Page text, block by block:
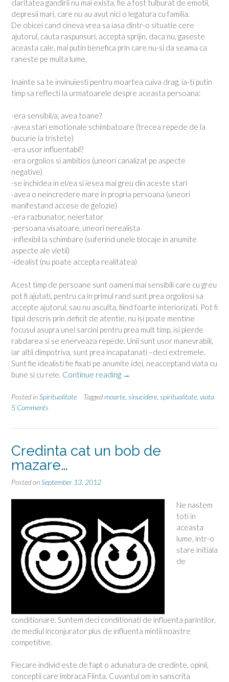
claritatea gandirii nu mai exista, fie a fost tulburat de emotii,
depresii mari, care nu au avut nici o legatura cu familia.
De obicei cand cineva vrea sa iasa dintr-o situatie cere
ajutorul, cauta raspunsuri, accepta sprijin, daca nu, gaseste
aceasta cale, mai putin benefica prin care nu-si da seama ca
raneste pe multa lume.
Inainte sa te invinuiesti pentru moartea cuiva drag, ia-ti putin
timp sa reflecti la urmatoarele despre aceasta persoana:
-era sensibil/a, avea toane?
-avea stari emotionale schimbatoare (trecea repede de la
bucurie la tristete)
-era usor influentabil?
-era orgolios si ambitios (uneori canalizat pe aspecte
negative)
-se inchidea in el/ea si iesea mai greu din aceste stari
-avea o neincredere mare in propria persoana (uneori
manifestand accese de gelozie)
-era razbunator, neiertator
-persoana visatoare, uneori nerealista
-inflexibil la schimbare (suferind unele blocaje in anumite
aspecte ale vietii)
-idealist (nu poate accepta realitatea)
Acest timp de persoane sunt oameni mai sensibili care cu greu
pot fi ajutati, pentru ca in primul rand sunt prea orgoliosi sa
accepte ajutorul, sau nu asculta, fiind foarte interiorizati. Pot fi
tipul descris prin deficit de atentie, nu isi poate mentine
focusul asupra unei sarcini pentru prea mult timp, isi pierde
rabdarea si se enerveaza repede. Unii sunt usor manevrabili,
iar altii dimpotriva, sunt prea incapatanati –deci extremele.
Sunt fie idealisti fie fixati pe anumite idei, neacceptand viata cu
bune si cu rele. Continue reading
“Despre
moarte
→
Posted inSpiritualitate Taggedmoarte sinucidere spiritualitate viata
5 Comments
Credinta cat un bob de
mazare…
Posted onSeptember 13, 2012
Ne nastem
toti in
aceasta
lume, intr-o
stare initiala
de
conditionare. Suntem deci conditionati de influenta parintilor,
de mediul inconjurator plus de influenta mintii noastre
competitive.
Fiecare individ este de fapt o adunatura de credinte, opinii,
conceptii care imbraca Fiinta. Cuvantul om in sanscrita